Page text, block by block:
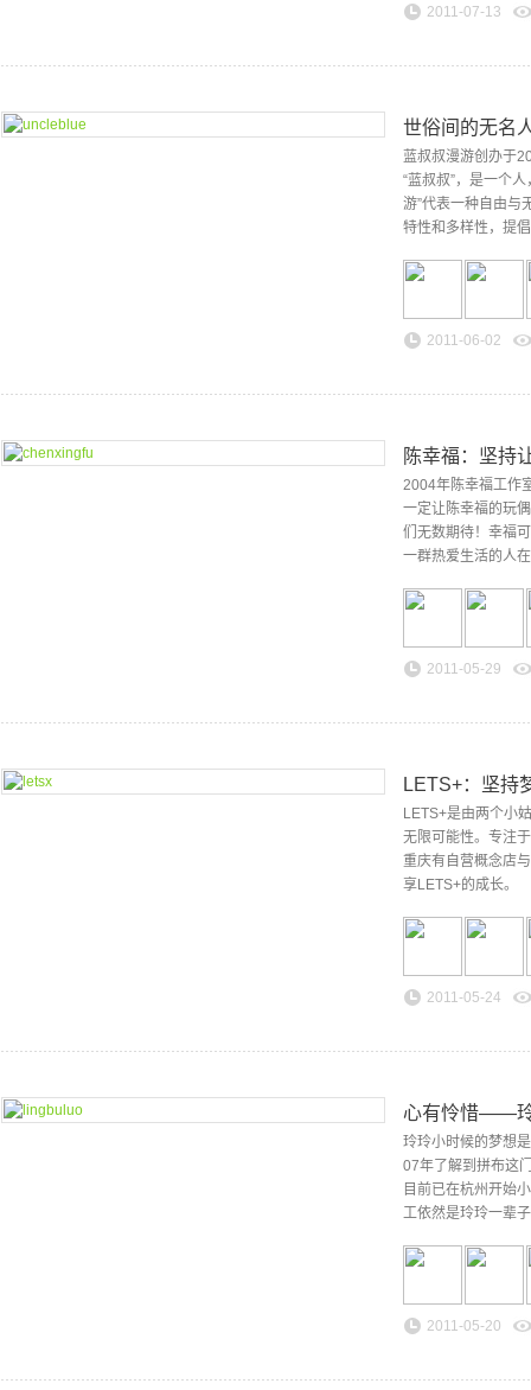
2011-07-13
世俗间的无
蓝叔叔漫游创办于
“蓝叔叔”，是一个
游”代表一种自由与
特性和多样性，提
2011-06-02
陈幸福：坚持
2004年陈幸福工作
一定让陈幸福的玩
们无数期待！幸福
一群热爱生活的人
2011-05-29
LETS+：坚持
LETS+是由两个小
无限可能性。专注
重庆有自营概念店
享LETS+的成长。
2011-05-24
心有怜惜——
玲玲小时候的梦想
07年了解到拼布这
目前已在杭州开始
工依然是玲玲一辈
2011-05-20